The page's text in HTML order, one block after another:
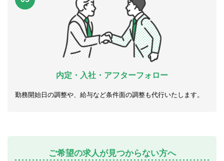
内定・入社・アフターフォロー
勤務開始日の調整や、給与など条件面の調整も代行いたします。
ご希望の求人が見つからない方へ